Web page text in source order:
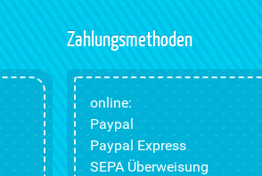
Zahlungsmethoden
online:
Paypal
Paypal Express
SEPA Überweisung